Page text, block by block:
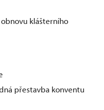
klášterního
přestavba konventu